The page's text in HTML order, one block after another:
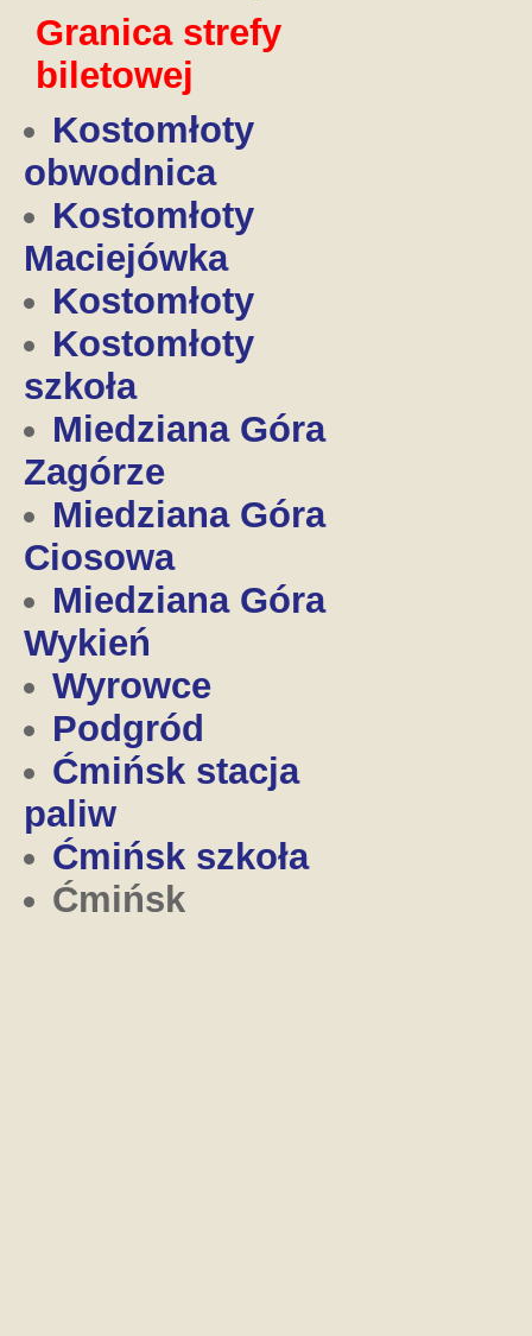
Granica strefy
biletowej
Kostomłoty
obwodnica
Kostomłoty
Maciejówka
Kostomłoty
Kostomłoty
szkoła
Miedziana Góra
Zagórze
Miedziana Góra
Ciosowa
Miedziana Góra
Wykień
Wyrowce
Podgród
Ćmińsk stacja
paliw
Ćmińsk szkoła
Ćmińsk